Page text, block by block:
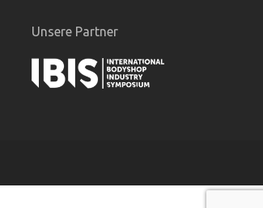
Unsere Partner